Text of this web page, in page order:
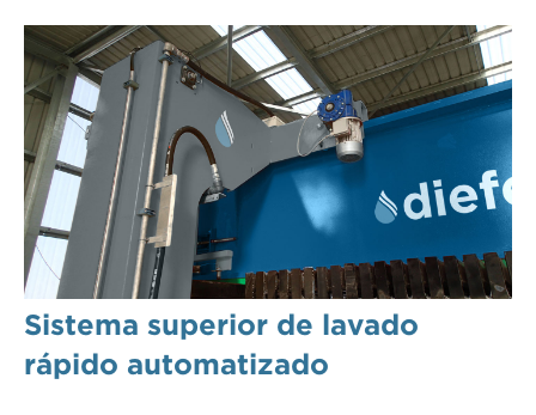
Sistema superior de lavado
rápido automatizado